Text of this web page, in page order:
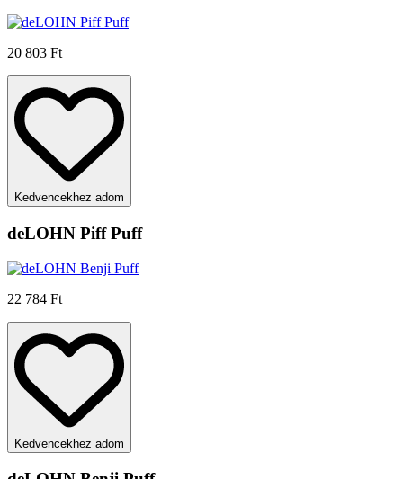
20 803 Ft
Kedvencekhez adom
deLOHN Piff Puff
22 784 Ft
Kedvencekhez adom